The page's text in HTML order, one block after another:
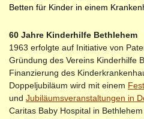
Betten für Kinder in einem
60 Jahre Kinderhilfe Bethlehem
1963 erfolgte auf Initiative von
Gründung des Vereins Kinderhilfe
Finanzierung des
Doppeljubiläum wird mit einem
und Jubiläumsveranstaltungen in
Caritas Baby Hospital in